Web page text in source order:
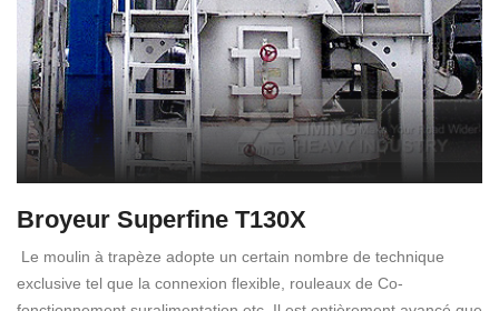
Broyeur Superfine T130X
Le moulin à trapèze adopte un certain nombre de technique
exclusive tel que la connexion flexible, rouleaux de Co-